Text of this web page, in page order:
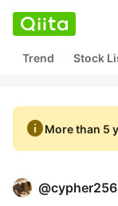
Trend Stock
infoMore than 5
@cypher256